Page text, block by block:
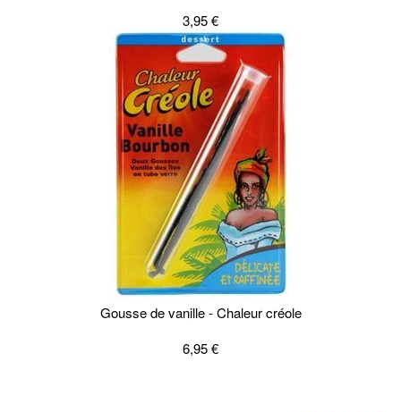
3,95 €
Gousse de vanille - Chaleur créole
6,95 €